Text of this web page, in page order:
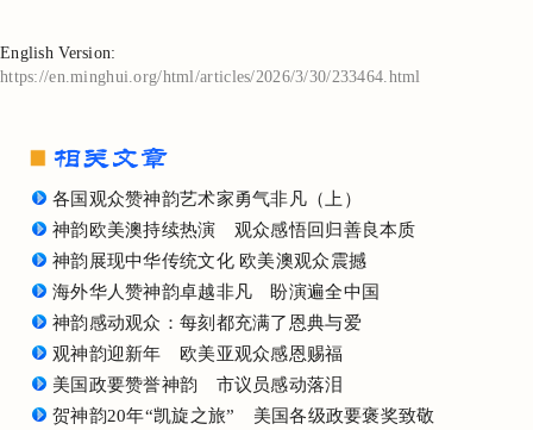
English Version:
https://en.minghui.org/html/articles/2026/3/30/233464.html
各国观众赞神韵艺术家勇气非凡（上）
神韵欧美澳持续热演 观众感悟回归善良本质
神韵展现中华传统文化 欧美澳观众震撼
海外华人赞神韵卓越非凡 盼演遍全中国
神韵感动观众：每刻都充满了恩典与爱
观神韵迎新年 欧美亚观众感恩赐福
美国政要赞誉神韵 市议员感动落泪
贺神韵20年“凯旋之旅” 美国各级政要褒奖致敬